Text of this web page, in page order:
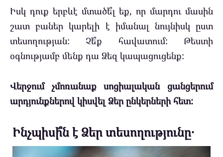
Իսկ դուք երբևէ մտածե՞լ եք, որ մարդու մասին
շատ բաներ կարելի է իմանալ նույնիսկ ըստ
տեսողության: Չե՞ք հավատում: Թեստի
օգնությամբ մենք դա Ձեզ կապացուցենք:
Վերջում չմոռանաք սոցիալական ցանցերում
արդյունքներով կիսվել Ձեր ընկերների հետ:
Ինչպիսի՞ն է Ձեր տեսողությունը․